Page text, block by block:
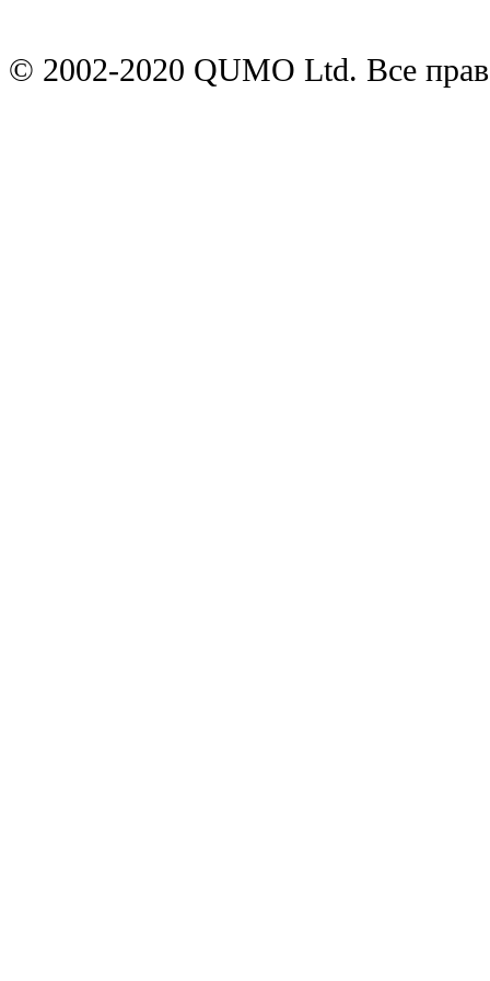
© 2002-2020 QUMO Ltd. Все